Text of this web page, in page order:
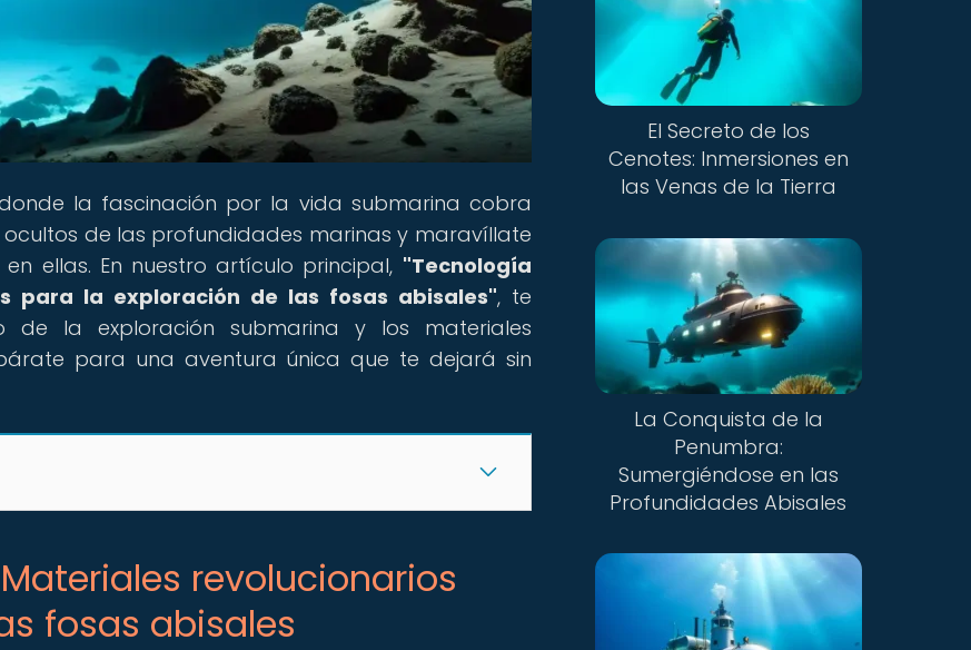
la fascinación por la vida submarina cobra
de las profundidades marinas y maravíllate
ellas. En nuestro artículo principal, "Tecnología
para la exploración de las fosas abisales", te
de la exploración submarina y los materiales
para una aventura única que te dejará sin
revolucionarios
fosas abisales
El Secreto de los
Cenotes: Inmersiones en
las Venas de la Tierra
La Conquista de la
Penumbra:
Sumergiéndose en las
Profundidades Abisales